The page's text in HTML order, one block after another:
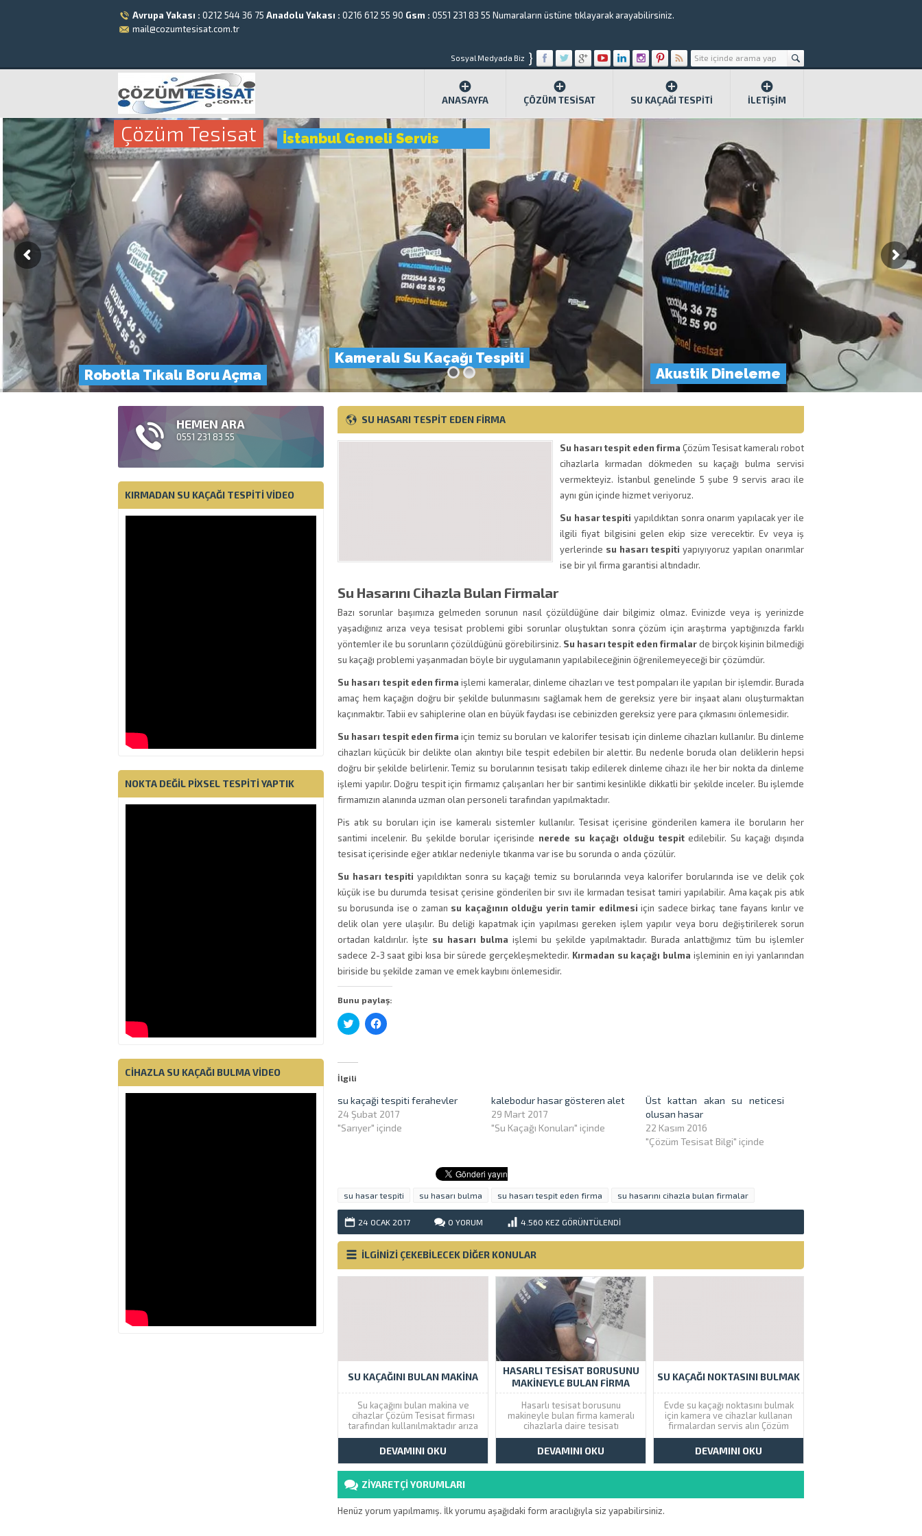
Avrupa Yakası : 0212 544 36 75 Anadolu Yakası : 0216 612 55 90 Gsm : 0551 231 83 55 Numaraların üstüne tıklayarak arayabilirsiniz.
mail@cozumtesisat.com.tr
Sosyal Medyada Biz }
ANASAYFA ÇÖZÜM TESISAT SU KAÇAĞI TESPITI İLETIŞIM
Çözüm Tesisat
Kameralı Su Kaçağı Tespiti
Robotla Tıkalı Boru Açma
Akustik Dineleme
İstanbul Geneli Servis
SU HASARI TESPIT EDEN FIRMA
Su hasarı tespit eden firma Çözüm Tesisat kameralı robot
cihazlarla kırmadan dökmeden su kaçağı bulma servisi
vermekteyiz. İstanbul genelinde 5 şube 9 servis aracı ile
aynı gün içinde hizmet veriyoruz.
Su hasar tespiti yapıldıktan sonra onarım yapılacak yer ile
ilgili fiyat bilgisini gelen ekip size verecektir. Ev veya iş
yerlerinde su hasarı tespiti yapıyıyoruz yapılan onarımlar
ise bir yıl firma garantisi altındadır.
Su Hasarını Cihazla Bulan Firmalar
Bazı sorunlar başımıza gelmeden sorunun nasıl çözüldüğüne dair bilgimiz olmaz. Evinizde veya iş yerinizde
yaşadığınız arıza veya tesisat problemi gibi sorunlar oluştuktan sonra çözüm için araştırma yaptığınızda farklı
yöntemler ile bu sorunların çözüldüğünü görebilirsiniz. Su hasarı tespit eden firmalarde birçok kişinin bilmediği
su kaçağı problemi yaşanmadan böyle bir uygulamanın yapılabileceğinin öğrenilemeyeceği bir çözümdür.
Su hasarı tespit eden firma işlemi kameralar, dinleme cihazları ve test pompaları ile yapılan bir işlemdir. Burada
amaç hem kaçağın doğru bir şekilde bulunmasını sağlamak hem de gereksiz yere bir inşaat alanı oluşturmaktan
kaçınmaktır. Tabii ev sahiplerine olan en büyük faydası ise cebinizden gereksiz yere para çıkmasını önlemesidir.
Su hasarı tespit eden firma için temiz su boruları ve kalorifer tesisatı için dinleme cihazları kullanılır. Bu dinleme
cihazları küçücük bir delikte olan akıntıyı bile tespit edebilen bir alettir. Bu nedenle boruda olan deliklerin hepsi
doğru bir şekilde belirlenir. Temiz su borularının tesisatı takip edilerek dinleme cihazı ile her bir nokta da dinleme
işlemi yapılır. Doğru tespit için firmamız çalışanları her bir santimi kesinlikle dikkatli bir şekilde inceler. Bu işlemde
firmamızın alanında uzman olan personeli tarafından yapılmaktadır.
Pis atık su boruları için ise kameralı sistemler kullanılır. Tesisat içerisine gönderilen kamera ile boruların her
santimi incelenir. Bu şekilde borular içerisinde nerede su kaçağı olduğu tespitedilebilir. Su kaçağı dışında
tesisat içerisinde eğer atıklar nedeniyle tıkanma var ise bu sorunda o anda çözülür.
Su hasarı tespiti yapıldıktan sonra su kaçağı temiz su borularında veya kalorifer borularında ise ve delik çok
küçük ise bu durumda tesisat çerisine gönderilen bir sıvı ile kırmadan tesisat tamiri yapılabilir. Ama kaçak pis atık
su borusunda ise o zaman su kaçağının olduğu yerin tamir edilmesi için sadece birkaç tane fayans kırılır ve
delik olan yere ulaşılır. Bu deliği kapatmak için yapılması gereken işlem yapılır veya boru değiştirilerek sorun
ortadan kaldırılır. İşte su hasarı bulma işlemi bu şekilde yapılmaktadır. Burada anlattığımız tüm bu işlemler
sadece 2-3 saat gibi kısa bir sürede gerçekleşmektedir. Kırmadan su kaçağı bulma işleminin en iyi yanlarından
biriside bu şekilde zaman ve emek kaybını önlemesidir.
Bunu paylaş:
Twitter
üzerinde
(Yeni
pencerede
açılır)
Facebook'ta
paylaşmak
İlgili
su kaçaği tespiti ferahevler
24 Şubat 2017
"Sarıyer" içinde
kalebodur hasar gösteren alet
29 Mart 2017
"Su Kaçağı Konuları" içinde
Üst kattan akan su neticesi
olusan hasar
22 Kasım 2016
"Çözüm Tesisat Bilgi" içinde
su hasar tespiti su hasarı bulma su hasarı tespit eden firma su hasarını cihazla bulan firmalar
24 OCAK 2017 0 YORUM 4.560 KEZ GÖRÜNTÜLENDI
İLGİNİZİ ÇEKEBİLECEK DİĞER KONULAR
SU KAÇAĞINI BULAN MAKINA
Su kaçağını bulan makina ve
cihazlar Çözüm Tesisat firması
tarafından kullanılmaktadır arıza
yeri bulunduktan sonra onarım
serviside veriyoruz. Çözüm
Tesisat olarak İstanbul genelinde
kırma dökme yapmadan
makinalarla tesisatçılık
hizmetleri sunuyoruz. Su Kaçağını
Bulan Cihazlar Su kaçağı bulma
cihazı kullanan tesisatçılar...
DEVAMINI OKU
HASARLI TESISAT BORUSUNU
MAKINEYLE BULAN FIRMA
Hasarlı tesisat borusunu
makineyle bulan firma kameralı
cihazlarla daire tesisatı
borusunda kaçak su yapan çatlak
boru yer tespitini yapıyoruz.
İstanbul geneli servis veren
Çözüm Tesisat firmamızın size en
makineyle bulan firmalar
kombinin su basıncı...
DEVAMINI OKU
SU KAÇAĞI NOKTASINI BULMAK
Evde su kaçağı noktasını bulmak
için kamera ve cihazlar kullanan
firmalardan servis alın Çözüm
Tesisat bu konuda size yardımcı
olacaktır. İstanbul genelinde
nokta atışı su kaçağı tespiti 99 TL
dir. Avrupa Yakası için : 0212 544
DEVAMINI OKU
ZİYARETÇİ YORUMLARI
Henüz yorum yapılmamış. İlk yorumu aşağıdaki form aracılığıyla siz yapabilirsiniz.
HEMEN ARA
0551 231 83 55
KIRMADAN SU KAÇAĞI TESPITI VIDEO
NOKTA DEĞIL PIXSEL TESPITI YAPTIK
CIHAZLA SU KAÇAĞI BULMA VIDEO